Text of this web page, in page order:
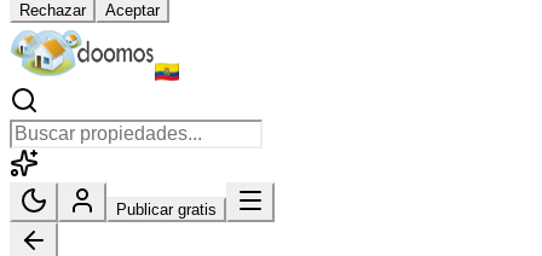
Rechazar Aceptar
Publicar gratis